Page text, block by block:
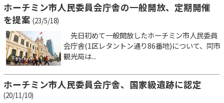
ホーチミン市人民委員会庁舎の一般開放、定期開催
を提案 (23/5/18)
先日初めて一般開放したホーチミン市人民委員
会庁舎(1区レタントン通り86番地)について、同市
観光局は...
ホーチミン市人民委員会庁舎、国家級遺跡に認定
(20/11/10)